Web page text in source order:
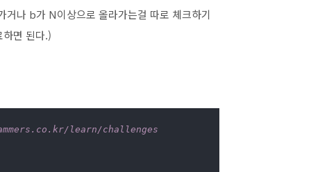
나 b가 N이상으로 올라가는걸 따로 체크하기
면 된다.)
learn/challenges